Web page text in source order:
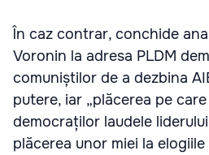
În caz contrar, conchide
Voronin la adresa PLDM
comuniștilor de a dezbina
putere, iar „plăcerea pe
democraților laudele
plăcerea unor miei la elogiile